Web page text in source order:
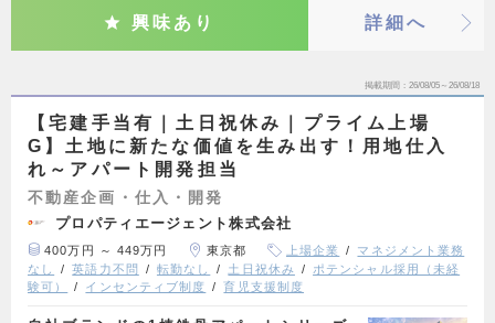
興味あり 詳細へ
掲載期間 26/08/05～26/08/18
【宅建手当有｜土日祝休み｜プライム上場
G】土地に新たな価値を生み出す！用地仕入
れ～アパート開発担当
不動産企画・仕入・開発
プロパティエージェント株式会社
400万円 ～ 449万円 東京都 上場企業
マネジメント業務
なし
英語力不問 転勤なし 土日祝休み
ポテンシャル採用（未経
験可）
インセンティブ制度 育児支援制度